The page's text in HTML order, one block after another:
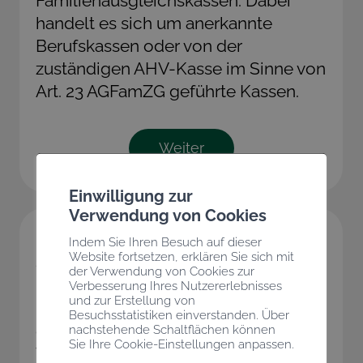
handelt es sich um anerkannte
Berufskassen oder von der
zuständigen AHV-Kasse im Sinne von
Art. 23 AGFamZG geführte Kassen.
Weiter
Berufliche
Sozialeinrichtungen.
Das Bureau des Métiers führt
ebenfalls die
Verbandsausgleichskassen, die im
Einwilligung zur
Verwendung von Cookies
Indem Sie Ihren Besuch auf dieser
Website fortsetzen, erklären Sie sich mit
der Verwendung von Cookies zur
Verbesserung Ihres Nutzererlebnisses
und zur Erstellung von
Besuchsstatistiken einverstanden. Über
nachstehende Schaltflächen können
Sie Ihre Cookie-Einstellungen anpassen.